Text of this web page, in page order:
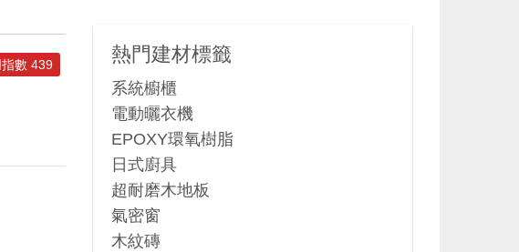
數 439 熱門建材標籤
系統櫥櫃
電動曬衣機
EPOXY環氧樹脂
日式廚具
超耐磨木地板
氣密窗
木紋磚